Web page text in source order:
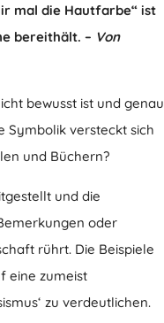
mal die Hautfarbe“ ist
bereithält. – Von
bewusst ist und genau
Symbolik versteckt sich
und Büchern?
und die
oder
rührt. Die Beispiele
eine zumeist
zu verdeutlichen.